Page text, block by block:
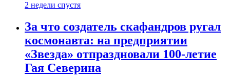
2 недели спустя
За что создатель скафандров ругал
космонавта: на предприятии
«Звезда» отпраздновали 100-летие
Гая Северина